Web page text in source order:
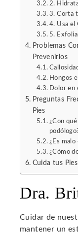
2.
3. Corta
4. Usa el
5.
Problemas
Prevenirlos
Hongos
Dolor en
Preguntas
Pies
¿Con
¿Es malo
¿Cómo
Cuida tus
Dra.
Cuidar de
mantener un